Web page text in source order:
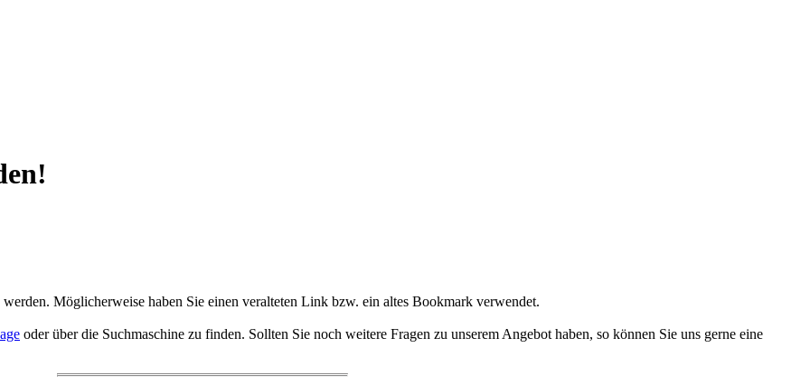
Möglicherweise haben Sie einen veralteten Link bzw. ein altes Bookmark verwendet.
oder über die Suchmaschine zu finden. Sollten Sie noch weitere Fragen zu unserem Angebot haben, so können Sie uns gerne eine